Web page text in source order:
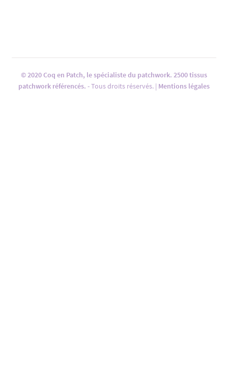
© 2020 Coq en Patch, le spécialiste du patchwork. 2500 tissus
patchwork référencés. - Tous droits réservés. | Mentions légales